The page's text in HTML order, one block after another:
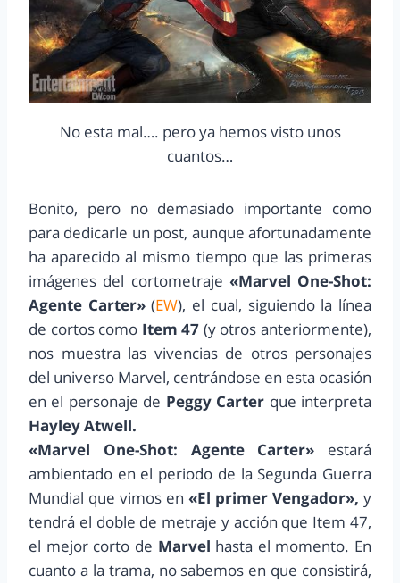
No esta mal…. pero ya hemos visto unos
cuantos…
Bonito, pero no demasiado importante como
para dedicarle un post, aunque afortunadamente
ha aparecido al mismo tiempo que las primeras
imágenes del cortometraje «Marvel One-Shot:
Agente Carter»(EW), el cual, siguiendo la línea
de cortos como Item 47 (y otros anteriormente),
nos muestra las vivencias de otros personajes
del universo Marvel, centrándose en esta ocasión
en el personaje de Peggy Carter que interpreta
Hayley Atwell.
«Marvel One-Shot: Agente Carter» estará
ambientado en el periodo de la Segunda Guerra
Mundial que vimos en «El primer Vengador», y
tendrá el doble de metraje y acción que Item 47,
el mejor corto de Marvel hasta el momento. En
cuanto a la trama, no sabemos en que consistirá,